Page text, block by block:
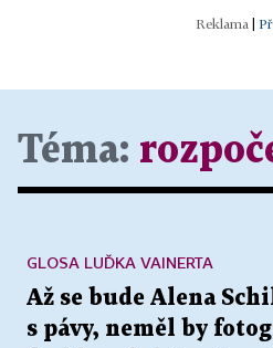
Téma:
Až se bude Alena
s pávy, neměl by
GLOSA LUĎKA VAINERTA